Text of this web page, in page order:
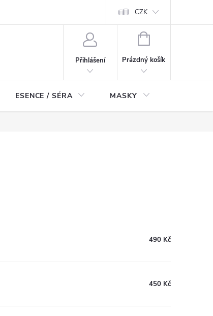
CZK
Přihlášení
NÁKUPNÍ
Prázdný košík
ESENCE / SÉRA MASKY
490 Kč
450 Kč